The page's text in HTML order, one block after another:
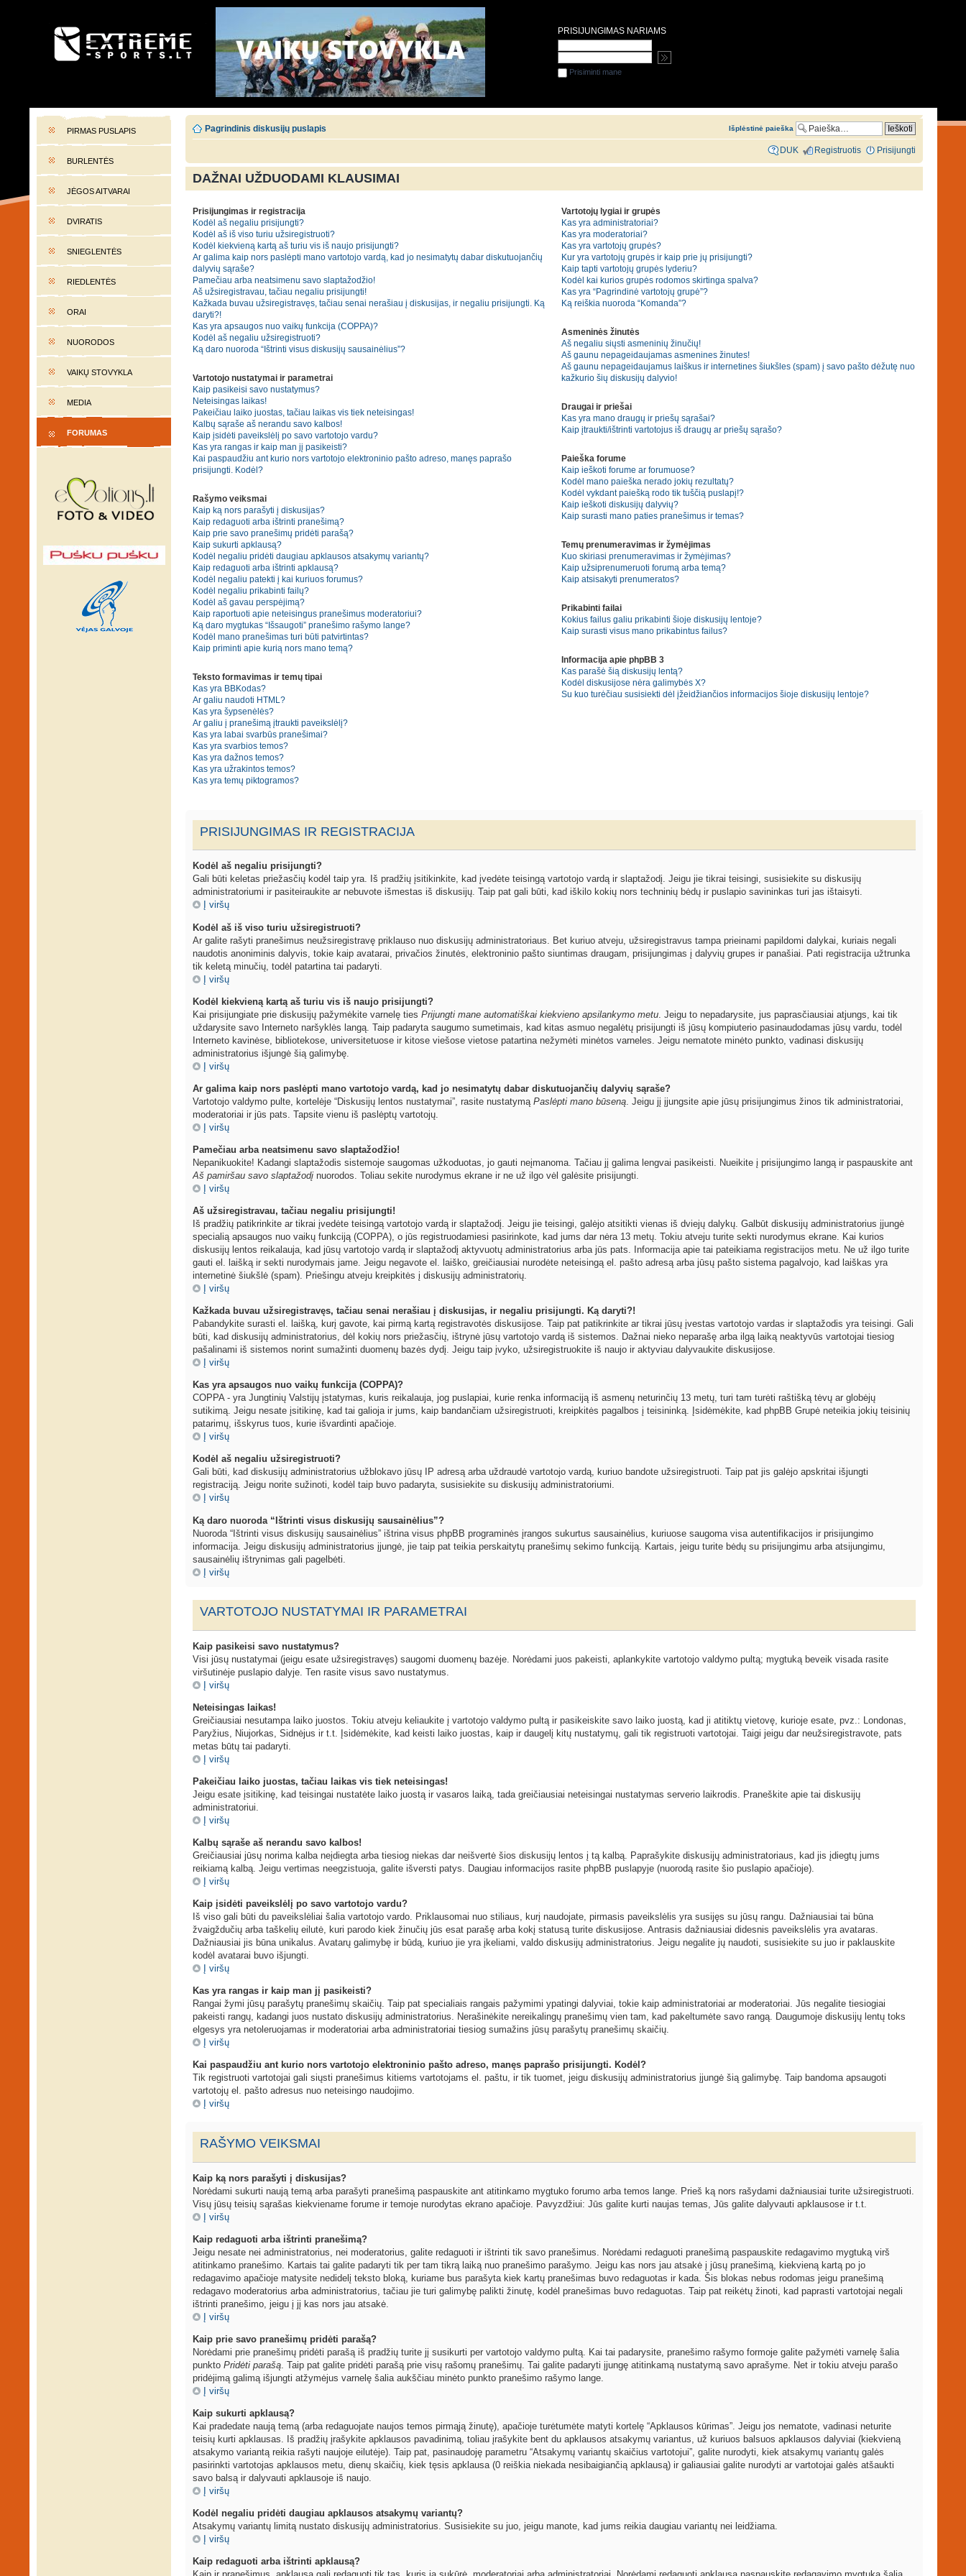
EXTREME-SPORTS.LT
PIRMAS PUSLAPIS
BURLENTĖS
JĖGOS AITVARAI
DVIRATIS
SNIEGLENTĖS
RIEDLENTĖS
ORAI
NUORODOS
VAIKŲ STOVYKLA
MEDIA
FORUMAS
Pagrindinis diskusijų puslapis Išplėstinė paieška
DUK Registruotis Prisijungti
DAŽNAI UŽDUODAMI KLAUSIMAI
Prisijungimas ir registracija
Kodėl aš negaliu prisijungti?
Kodėl aš iš viso turiu užsiregistruoti?
Kodėl kiekvieną kartą aš turiu vis iš naujo prisijungti?
Ar galima kaip nors paslėpti mano vartotojo vardą, kad jo nesimatytų dabar diskutuojančių
dalyvių sąraše?
Pamečiau arba neatsimenu savo slaptažodžio!
Aš užsiregistravau, tačiau negaliu prisijungti!
Kažkada buvau užsiregistravęs, tačiau senai nerašiau į diskusijas, ir negaliu prisijungti. Ką
daryti?!
Kas yra apsaugos nuo vaikų funkcija (COPPA)?
Kodėl aš negaliu užsiregistruoti?
Ką daro nuoroda “Ištrinti visus diskusijų sausainėlius”?
Vartotojo nustatymai ir parametrai
Kaip pasikeisi savo nustatymus?
Neteisingas laikas!
Pakeičiau laiko juostas, tačiau laikas vis tiek neteisingas!
Kalbų sąraše aš nerandu savo kalbos!
Kaip įsidėti paveikslėlį po savo vartotojo vardu?
Kas yra rangas ir kaip man jį pasikeisti?
Kai paspaudžiu ant kurio nors vartotojo elektroninio pašto adreso, manęs paprašo
prisijungti. Kodėl?
Rašymo veiksmai
Kaip ką nors parašyti į diskusijas?
Kaip redaguoti arba ištrinti pranešimą?
Kaip prie savo pranešimų pridėti parašą?
Kaip sukurti apklausą?
Kodėl negaliu pridėti daugiau apklausos atsakymų variantų?
Kaip redaguoti arba ištrinti apklausą?
Kodėl negaliu patekti į kai kuriuos forumus?
Kodėl negaliu prikabinti failų?
Kodėl aš gavau perspėjimą?
Kaip raportuoti apie neteisingus pranešimus moderatoriui?
Ką daro mygtukas “Išsaugoti” pranešimo rašymo lange?
Kodėl mano pranešimas turi būti patvirtintas?
Kaip priminti apie kurią nors mano temą?
Teksto formavimas ir temų tipai
Kas yra BBKodas?
Ar galiu naudoti HTML?
Kas yra šypsenėlės?
Ar galiu į pranešimą įtraukti paveikslėlį?
Kas yra labai svarbūs pranešimai?
Kas yra svarbios temos?
Kas yra dažnos temos?
Kas yra užrakintos temos?
Kas yra temų piktogramos?
Vartotojų lygiai ir grupės
Kas yra administratoriai?
Kas yra moderatoriai?
Kas yra vartotojų grupės?
Kur yra vartotojų grupės ir kaip prie jų prisijungti?
Kaip tapti vartotojų grupės lyderiu?
Kodėl kai kurios grupės rodomos skirtinga spalva?
Kas yra “Pagrindinė vartotojų grupė”?
Ką reiškia nuoroda “Komanda”?
Asmeninės žinutės
Aš negaliu siųsti asmeninių žinučių!
Aš gaunu nepageidaujamas asmenines žinutes!
Aš gaunu nepageidaujamus laiškus ir internetines šiukšles (spam) į savo pašto dėžutę nuo
kažkurio šių diskusijų dalyvio!
Draugai ir priešai
Kas yra mano draugų ir priešų sąrašai?
Kaip įtraukti/ištrinti vartotojus iš draugų ar priešų sąrašo?
Paieška forume
Kaip ieškoti forume ar forumuose?
Kodėl mano paieška nerado jokių rezultatų?
Kodėl vykdant paiešką rodo tik tuščią puslapį!?
Kaip ieškoti diskusijų dalyvių?
Kaip surasti mano paties pranešimus ir temas?
Temų prenumeravimas ir žymėjimas
Kuo skiriasi prenumeravimas ir žymėjimas?
Kaip užsiprenumeruoti forumą arba temą?
Kaip atsisakyti prenumeratos?
Prikabinti failai
Kokius failus galiu prikabinti šioje diskusijų lentoje?
Kaip surasti visus mano prikabintus failus?
Informacija apie phpBB 3
Kas parašė šią diskusijų lentą?
Kodėl diskusijose nėra galimybės X?
Su kuo turėčiau susisiekti dėl įžeidžiančios informacijos šioje diskusijų lentoje?
PRISIJUNGIMAS IR REGISTRACIJA
Kodėl aš negaliu prisijungti?
Gali būti keletas priežasčių kodėl taip yra. Iš pradžių įsitikinkite, kad įvedėte teisingą vartotojo vardą ir slaptažodį. Jeigu jie tikrai teisingi, susisiekite su diskusijų
administratoriumi ir pasiteiraukite ar nebuvote išmestas iš diskusijų. Taip pat gali būti, kad iškilo kokių nors techninių bėdų ir puslapio savininkas turi jas ištaisyti.
Į viršų
Kodėl aš iš viso turiu užsiregistruoti?
Ar galite rašyti pranešimus neužsiregistravę priklauso nuo diskusijų administratoriaus. Bet kuriuo atveju, užsiregistravus tampa prieinami papildomi dalykai, kuriais negali
naudotis anoniminis dalyvis, tokie kaip avatarai, privačios žinutės, elektroninio pašto siuntimas draugam, prisijungimas į dalyvių grupes ir panašiai. Pati registracija užtrunka
tik keletą minučių, todėl patartina tai padaryti.
Į viršų
Kodėl kiekvieną kartą aš turiu vis iš naujo prisijungti?
Kai prisijungiate prie diskusijų pažymėkite varnelę ties Prijungti mane automatiškai kiekvieno apsilankymo metu . Jeigu to nepadarysite, jus paprasčiausiai atjungs, kai tik
uždarysite savo Interneto naršyklės langą. Taip padaryta saugumo sumetimais, kad kitas asmuo negalėtų prisijungti iš jūsų kompiuterio pasinaudodamas jūsų vardu, todėl
Interneto kavinėse, bibliotekose, universitetuose ir kitose viešose vietose patartina nežymėti minėtos varneles. Jeigu nematote minėto punkto, vadinasi diskusijų
administratorius išjungė šią galimybę.
Į viršų
Ar galima kaip nors paslėpti mano vartotojo vardą, kad jo nesimatytų dabar diskutuojančių dalyvių sąraše?
Vartotojo valdymo pulte, kortelėje “Diskusijų lentos nustatymai”, rasite nustatymą Paslėpti mano būseną . Jeigu jį įjungsite apie jūsų prisijungimus žinos tik administratoriai,
moderatoriai ir jūs pats. Tapsite vienu iš paslėptų vartotojų.
Į viršų
Pamečiau arba neatsimenu savo slaptažodžio!
Nepanikuokite! Kadangi slaptažodis sistemoje saugomas užkoduotas, jo gauti neįmanoma. Tačiau jį galima lengvai pasikeisti. Nueikite į prisijungimo langą ir paspauskite ant
Aš pamiršau savo slaptažodį nuorodos. Toliau sekite nurodymus ekrane ir ne už ilgo vėl galėsite prisijungti.
Į viršų
Aš užsiregistravau, tačiau negaliu prisijungti!
Iš pradžių patikrinkite ar tikrai įvedėte teisingą vartotojo vardą ir slaptažodį. Jeigu jie teisingi, galėjo atsitikti vienas iš dviejų dalykų. Galbūt diskusijų administratorius įjungė
specialią apsaugos nuo vaikų funkciją (COPPA), o jūs registruodamiesi pasirinkote, kad jums dar nėra 13 metų. Tokiu atveju turite sekti nurodymus ekrane. Kai kurios
diskusijų lentos reikalauja, kad jūsų vartotojo vardą ir slaptažodį aktyvuotų administratorius arba jūs pats. Informacija apie tai pateikiama registracijos metu. Ne už ilgo turite
gauti el. laišką ir sekti nurodymais jame. Jeigu negavote el. laiško, greičiausiai nurodėte neteisingą el. pašto adresą arba jūsų pašto sistema pagalvojo, kad laiškas yra
internetinė šiukšlė (spam). Priešingu atveju kreipkitės į diskusijų administratorių.
Į viršų
Kažkada buvau užsiregistravęs, tačiau senai nerašiau į diskusijas, ir negaliu prisijungti. Ką daryti?!
Pabandykite surasti el. laišką, kurį gavote, kai pirmą kartą registravotės diskusijose. Taip pat patikrinkite ar tikrai jūsų įvestas vartotojo vardas ir slaptažodis yra teisingi. Gali
būti, kad diskusijų administratorius, dėl kokių nors priežasčių, ištrynė jūsų vartotojo vardą iš sistemos. Dažnai nieko neparašę arba ilgą laiką neaktyvūs vartotojai tiesiog
pašalinami iš sistemos norint sumažinti duomenų bazės dydį. Jeigu taip įvyko, užsiregistruokite iš naujo ir aktyviau dalyvaukite diskusijose.
Į viršų
Kas yra apsaugos nuo vaikų funkcija (COPPA)?
COPPA - yra Jungtinių Valstijų įstatymas, kuris reikalauja, jog puslapiai, kurie renka informaciją iš asmenų neturinčių 13 metų, turi tam turėti raštišką tėvų ar globėjų
sutikimą. Jeigu nesate įsitikinę, kad tai galioja ir jums, kaip bandančiam užsiregistruoti, kreipkitės pagalbos į teisininką. Įsidėmėkite, kad phpBB Grupė neteikia jokių teisinių
patarimų, išskyrus tuos, kurie išvardinti apačioje.
Į viršų
Kodėl aš negaliu užsiregistruoti?
Gali būti, kad diskusijų administratorius užblokavo jūsų IP adresą arba uždraudė vartotojo vardą, kuriuo bandote užsiregistruoti. Taip pat jis galėjo apskritai išjungti
registraciją. Jeigu norite sužinoti, kodėl taip buvo padaryta, susisiekite su diskusijų administratoriumi.
Į viršų
Ką daro nuoroda “Ištrinti visus diskusijų sausainėlius”?
Nuoroda “Ištrinti visus diskusijų sausainėlius” ištrina visus phpBB programinės įrangos sukurtus sausainėlius, kuriuose saugoma visa autentifikacijos ir prisijungimo
informacija. Jeigu diskusijų administratorius įjungė, jie taip pat teikia perskaitytų pranešimų sekimo funkciją. Kartais, jeigu turite bėdų su prisijungimu arba atsijungimu,
sausainėlių ištrynimas gali pagelbėti.
Į viršų
VARTOTOJO NUSTATYMAI IR PARAMETRAI
Kaip pasikeisi savo nustatymus?
Visi jūsų nustatymai (jeigu esate užsiregistravęs) saugomi duomenų bazėje. Norėdami juos pakeisti, aplankykite vartotojo valdymo pultą; mygtuką beveik visada rasite
viršutinėje puslapio dalyje. Ten rasite visus savo nustatymus.
Į viršų
Neteisingas laikas!
Greičiausiai nesutampa laiko juostos. Tokiu atveju keliaukite į vartotojo valdymo pultą ir pasikeiskite savo laiko juostą, kad ji atitiktų vietovę, kurioje esate, pvz.: Londonas,
Paryžius, Niujorkas, Sidnėjus ir t.t. Įsidėmėkite, kad keisti laiko juostas, kaip ir daugelį kitų nustatymų, gali tik registruoti vartotojai. Taigi jeigu dar neužsiregistravote, pats
metas būtų tai padaryti.
Į viršų
Pakeičiau laiko juostas, tačiau laikas vis tiek neteisingas!
Jeigu esate įsitikinę, kad teisingai nustatėte laiko juostą ir vasaros laiką, tada greičiausiai neteisingai nustatymas serverio laikrodis. Praneškite apie tai diskusijų
administratoriui.
Į viršų
Kalbų sąraše aš nerandu savo kalbos!
Greičiausiai jūsų norima kalba neįdiegta arba tiesiog niekas dar neišvertė šios diskusijų lentos į tą kalbą. Paprašykite diskusijų administratoriaus, kad jis įdiegtų jums
reikiamą kalbą. Jeigu vertimas neegzistuoja, galite išversti patys. Daugiau informacijos rasite phpBB puslapyje (nuorodą rasite šio puslapio apačioje).
Į viršų
Kaip įsidėti paveikslėlį po savo vartotojo vardu?
Iš viso gali būti du paveikslėliai šalia vartotojo vardo. Priklausomai nuo stiliaus, kurį naudojate, pirmasis paveikslėlis yra susijęs su jūsų rangu. Dažniausiai tai būna
žvaigždučių arba taškelių eilutė, kuri parodo kiek žinučių jūs esat parašę arba kokį statusą turite diskusijose. Antrasis dažniausiai didesnis paveikslėlis yra avataras.
Dažniausiai jis būna unikalus. Avatarų galimybę ir būdą, kuriuo jie yra įkeliami, valdo diskusijų administratorius. Jeigu negalite jų naudoti, susisiekite su juo ir paklauskite
kodėl avatarai buvo išjungti.
Į viršų
Kas yra rangas ir kaip man jį pasikeisti?
Rangai žymi jūsų parašytų pranešimų skaičių. Taip pat specialiais rangais pažymimi ypatingi dalyviai, tokie kaip administratoriai ar moderatoriai. Jūs negalite tiesiogiai
pakeisti rangų, kadangi juos nustato diskusijų administratorius. Nerašinėkite nereikalingų pranešimų vien tam, kad pakeltumėte savo rangą. Daugumoje diskusijų lentų toks
elgesys yra netoleruojamas ir moderatoriai arba administratoriai tiesiog sumažins jūsų parašytų pranešimų skaičių.
Į viršų
Kai paspaudžiu ant kurio nors vartotojo elektroninio pašto adreso, manęs paprašo prisijungti. Kodėl?
Tik registruoti vartotojai gali siųsti pranešimus kitiems vartotojams el. paštu, ir tik tuomet, jeigu diskusijų administratorius įjungė šią galimybę. Taip bandoma apsaugoti
vartotojų el. pašto adresus nuo neteisingo naudojimo.
Į viršų
RAŠYMO VEIKSMAI
Kaip ką nors parašyti į diskusijas?
Norėdami sukurti naują temą arba parašyti pranešimą paspauskite ant atitinkamo mygtuko forumo arba temos lange. Prieš ką nors rašydami dažniausiai turite užsiregistruoti.
Visų jūsų teisių sąrašas kiekviename forume ir temoje nurodytas ekrano apačioje. Pavyzdžiui: Jūs galite kurti naujas temas, Jūs galite dalyvauti apklausose ir t.t.
Į viršų
Kaip redaguoti arba ištrinti pranešimą?
Jeigu nesate nei administratorius, nei moderatorius, galite redaguoti ir ištrinti tik savo pranešimus. Norėdami redaguoti pranešimą paspauskite redagavimo mygtuką virš
atitinkamo pranešimo. Kartais tai galite padaryti tik per tam tikrą laiką nuo pranešimo parašymo. Jeigu kas nors jau atsakė į jūsų pranešimą, kiekvieną kartą po jo
redagavimo apačioje matysite nedidelį teksto bloką, kuriame bus parašyta kiek kartų pranešimas buvo redaguotas ir kada. Šis blokas nebus rodomas jeigu pranešimą
redagavo moderatorius arba administratorius, tačiau jie turi galimybę palikti žinutę, kodėl pranešimas buvo redaguotas. Taip pat reikėtų žinoti, kad paprasti vartotojai negali
ištrinti pranešimo, jeigu į jį kas nors jau atsakė.
Į viršų
Kaip prie savo pranešimų pridėti parašą?
Norėdami prie pranešimų pridėti parašą iš pradžių turite jį susikurti per vartotojo valdymo pultą. Kai tai padarysite, pranešimo rašymo formoje galite pažymėti varnelę šalia
punkto Pridėti parašą . Taip pat galite pridėti parašą prie visų rašomų pranešimų. Tai galite padaryti įjungę atitinkamą nustatymą savo aprašyme. Net ir tokiu atveju parašo
pridėjimą galimą išjungti atžymėjus varnelę šalia aukščiau minėto punkto pranešimo rašymo lange.
Į viršų
Kaip sukurti apklausą?
Kai pradedate naują temą (arba redaguojate naujos temos pirmąją žinutę), apačioje turėtumėte matyti kortelę “Apklausos kūrimas”. Jeigu jos nematote, vadinasi neturite
teisių kurti apklausas. Iš pradžių įrašykite apklausos pavadinimą, toliau įrašykite bent du apklausos atsakymų variantus, už kuriuos balsuos apklausos dalyviai (kiekvieną
atsakymo variantą reikia rašyti naujoje eilutėje). Taip pat, pasinaudoję parametru “Atsakymų variantų skaičius vartotojui”, galite nurodyti, kiek atsakymų variantų galės
pasirinkti vartotojas apklausos metu, dienų skaičių, kiek tęsis apklausa (0 reiškia niekada nesibaigiančią apklausą) ir galiausiai galite nurodyti ar vartotojai galės atšaukti
savo balsą ir dalyvauti apklausoje iš naujo.
Į viršų
Kodėl negaliu pridėti daugiau apklausos atsakymų variantų?
Atsakymų variantų limitą nustato diskusijų administratorius. Susisiekite su juo, jeigu manote, kad jums reikia daugiau variantų nei leidžiama.
Į viršų
Kaip redaguoti arba ištrinti apklausą?
PRISIJUNGIMAS NARIAMS
Prisiminti mane